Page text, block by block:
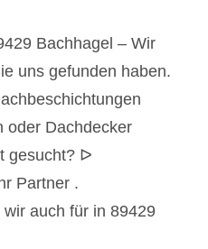
Bachhagel – Wir
uns gefunden haben.
oder Dachdecker
gesucht? ᐅ
Partner .
auch für in 89429